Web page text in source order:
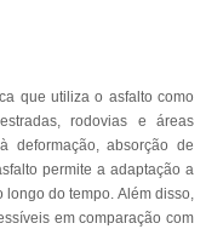
que utiliza o asfalto como
rodovias e áreas
deformação, absorção de
permite a adaptação a
do tempo. Além disso,
em comparação com